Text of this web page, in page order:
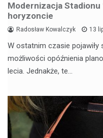
Modernizacja
horyzoncie
Radosław Kowalczyk 13
W ostatnim czasie pojawiły
możliwości opóźnienia
lecia. Jednakże, te…